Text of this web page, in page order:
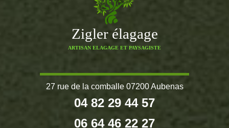
Zigler élagage
ARTISAN ELAGAGE ET PAYSAGISTE
27 rue de la comballe 07200 Aubenas
04 82 29 44 57
06 64 46 22 27